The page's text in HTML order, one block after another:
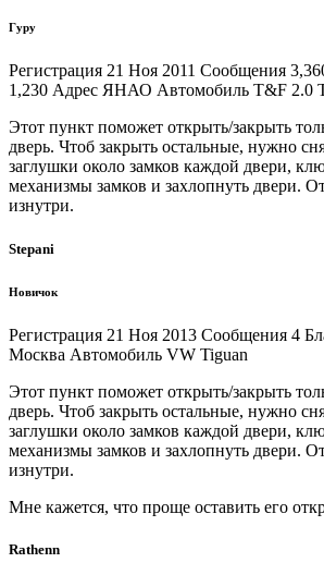
Гуру
Регистрация 21 Ноя 2011 Сообщения
1,230 Адрес ЯНАО Автомобиль T&F 2.0
Этот пункт поможет открыть/закрыть
дверь. Чтоб закрыть остальные, нужно
заглушки около замков каждой двери,
механизмы замков и захлопнуть двери.
изнутри.
Stepani
Новичок
Регистрация 21 Ноя 2013 Сообщения 4
Москва Автомобиль VW Tiguan
Этот пункт поможет открыть/закрыть
дверь. Чтоб закрыть остальные, нужно
заглушки около замков каждой двери,
механизмы замков и захлопнуть двери.
изнутри.
Мне кажется, что проще оставить его
Rathenn